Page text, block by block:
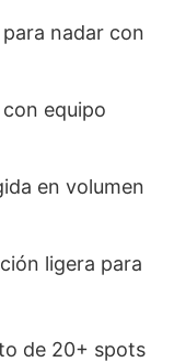
nadar con
equipo
en volumen
ligera para
de 20+ spots